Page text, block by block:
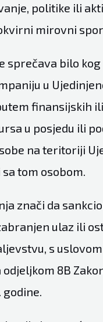
politike ili
mirovni
sprečava bilo
u
finansijskih
u posjedu ili
na teritoriji
tom osobom.
znači da
ulaz ili
s
8B
godine.